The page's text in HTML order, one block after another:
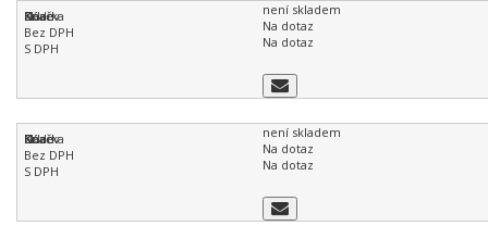
není skladem
Na dotaz
Na dotaz
není skladem
Na dotaz
Na dotaz